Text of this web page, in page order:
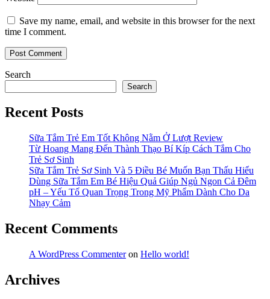
Save my name, email, and website in this browser for the next
time I comment.
Search
Search
Recent Posts
Sữa Tắm Trẻ Em Tốt Không Nằm Ở Lượt Review
Từ Hoang Mang Đến Thành Thạo Bí Kíp Cách Tắm Cho
Trẻ Sơ Sinh
Sữa Tắm Trẻ Sơ Sinh Và 5 Điều Bé Muốn Bạn Thấu Hiểu
Dùng Sữa Tắm Em Bé Hiệu Quả Giúp Ngủ Ngon Cả Đêm
pH – Yếu Tố Quan Trọng Trong Mỹ Phẩm Dành Cho Da
Nhạy Cảm
Recent Comments
A WordPress Commenteron Hello world!
Archives